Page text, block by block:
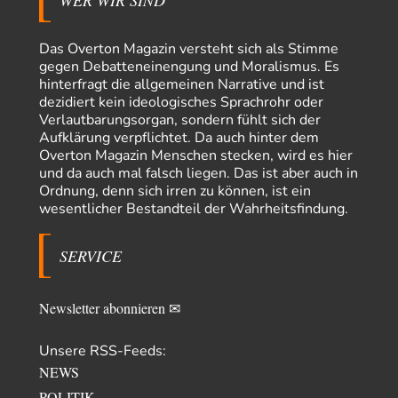
Adel verpflichtetvor 12 Stunden zu:
Vielen Dank, hatte ich nicht auf dem Schirm, weil ich ihn nicht mehr
lese. Beweist…
garnovor 14 Stunden zu:
Absurde Debatte um Ceuta-„Invasion“ durch Marokko
vertieft EU-Spaltung
Gratuliere, du hast erkannt wer hier der Bösewicht ist. Dann kann es ja
gar nicht…
Schattenland
vor 15 Stunden zu:
Unkabarettistische Anstalten
Dem schließe ich mich 100 pro an - das deutsche politische Kabarett ist
tot (Lisa…
vor 16 Stunden zu:
Dissonanzen
Kleine Korrektur: Anders als Moshe Zuckermann schildet gab es in den
1960er und 1970er Jahren…
Wolfgang Wirthvor 16 Stunden zu:
Entkernen, Umfunktionieren und (feindlich) Übernehmen
@Froschhaut Vielen Dank für Ihre freundlichen Worte. Ich nehme an,
Das Overton Magazin versteht sich als Stimme
gegen Debatteneinengung und Moralismus. Es
hinterfragt die allgemeinen Narrative und ist
dezidiert kein ideologisches Sprachrohr oder
Verlautbarungsorgan, sondern fühlt sich der
Aufklärung verpflichtet. Da auch hinter dem
Overton Magazin Menschen stecken, wird es hier
und da auch mal falsch liegen. Das ist aber auch in
Ordnung, denn sich irren zu können, ist ein
wesentlicher Bestandteil der Wahrheitsfindung.
SERVICE
Newsletter abonnieren ✉
Unsere RSS-Feeds:
NEWS